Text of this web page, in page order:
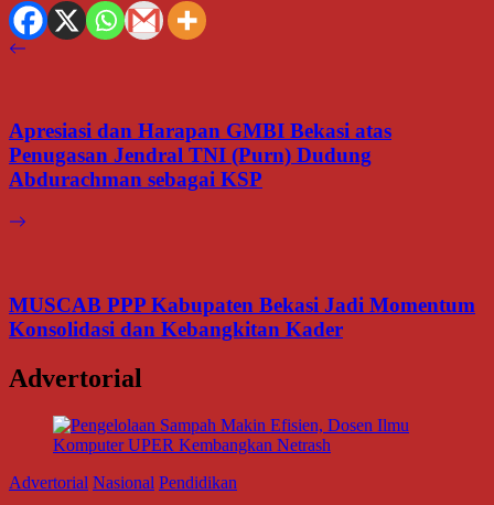
Apresiasi dan Harapan GMBI Bekasi atas
Penugasan Jendral TNI (Purn) Dudung
Abdurachman sebagai KSP
MUSCAB PPP Kabupaten Bekasi Jadi Momentum
Konsolidasi dan Kebangkitan Kader
Advertorial
Advertorial Nasional Pendidikan